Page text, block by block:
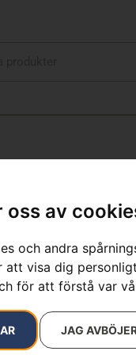
oss av
och andra
visa dig
för att förstå var
JAG
Röjsågar
resultat